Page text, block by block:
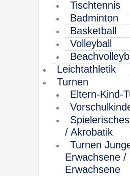
Tischtennis
Badminton
Basketball
Volleyball
Leichtathletik
Turnen
Eltern-Kind-
/ Akrobatik
Turnen
Erwachsene /
Erwachsene